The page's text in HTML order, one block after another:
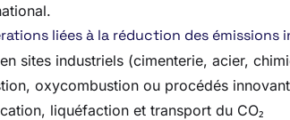
liées à la réduction des
sites industriels (cimenterie, acier,
oxycombustion ou procédés
liquéfaction et transport du CO₂